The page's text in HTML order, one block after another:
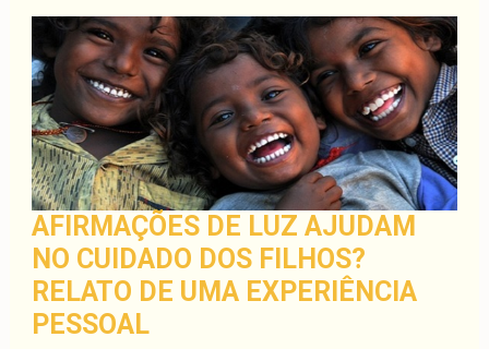
AFIRMAÇÕES DE LUZ AJUDAM
NO CUIDADO DOS FILHOS?
RELATO DE UMA EXPERIÊNCIA
PESSOAL